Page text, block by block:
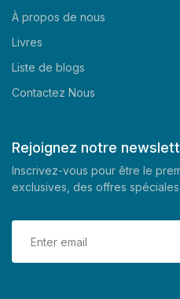
À propos de nous
Livres
Liste de blogs
Contactez Nous
Rejoignez notre
Inscrivez-vous pour être le
exclusives, des offres